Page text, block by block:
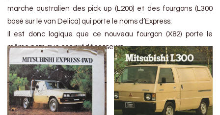
marché australien des pick up (L200) et des fourgons (L300
basé sur le van Delica) qui porte le noms d’Express.
Il est donc logique que ce nouveau fourgon (X82) porte le
même nom que ces prédécesseurs.